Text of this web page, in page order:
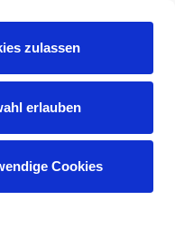
zulassen
erlauben
Cookies
Buchen